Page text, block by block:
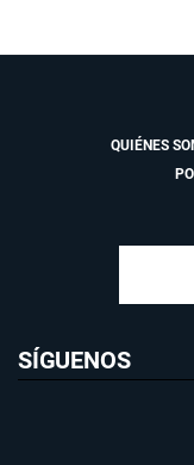
QUIÉNES
SÍGUENOS